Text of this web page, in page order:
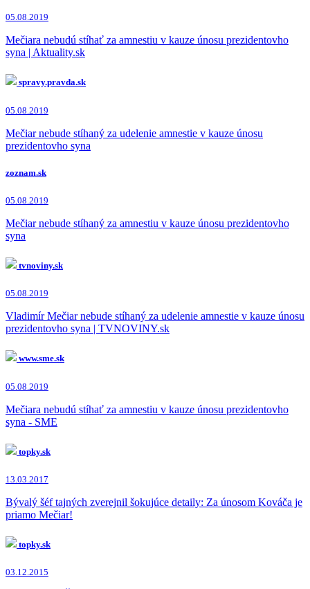
05.08.2019
Mečiara nebudú stíhať za amnestiu v kauze únosu prezidentovho
syna | Aktuality.sk
spravy.pravda.sk
05.08.2019
Mečiar nebude stíhaný za udelenie amnestie v kauze únosu
prezidentovho syna
zoznam.sk
05.08.2019
Mečiar nebude stíhaný za amnestiu v kauze únosu prezidentovho
syna
tvnoviny.sk
05.08.2019
Vladimír Mečiar nebude stíhaný za udelenie amnestie v kauze únosu
prezidentovho syna | TVNOVINY.sk
www.sme.sk
05.08.2019
Mečiara nebudú stíhať za amnestiu v kauze únosu prezidentovho
syna - SME
topky.sk
13.03.2017
Bývalý šéf tajných zverejnil šokujúce detaily: Za únosom Kováča je
priamo Mečiar!
topky.sk
03.12.2015